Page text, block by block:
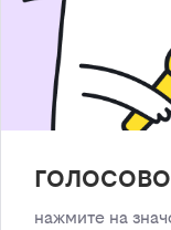
нажмите на